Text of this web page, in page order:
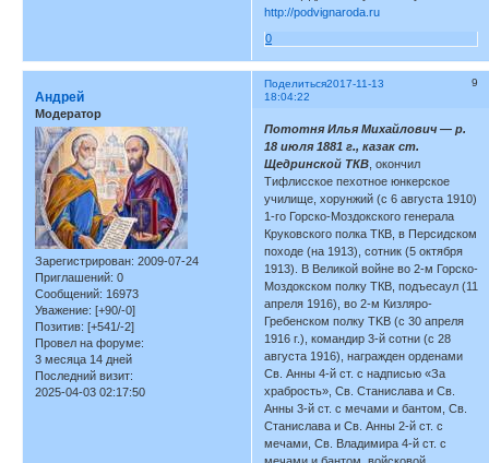
http://podvignaroda.ru
0
Поделиться 9
2017-11-13
18:04:22
Андрей
Модератор
Зарегистрирован: 2009-07-24
Приглашений: 0
Сообщений: 16973
Уважение: [+90/-0]
Позитив: [+541/-2]
Провел на форуме:
3 месяца 14 дней
Последний визит:
2025-04-03 02:17:50
Пототня Илья Михайлович — р.
18 июля 1881 г., казак ст.
Щедринской ТКВ , окончил
Тифлисское пехотное юнкерское
училище, хорунжий (с 6 августа 1910)
1-го Горско-Моздокского генерала
Круковского полка ТКВ, в Персидском
походе (на 1913), сотник (5 октября
1913). В Великой войне во 2-м Горско-
Моздокском полку ТКВ, подъесаул (11
апреля 1916), во 2-м Кизляро-
Гребенском полку TKB (с 30 апреля
1916 г.), командир 3-й сотни (с 28
августа 1916), награжден орденами
Св. Анны 4-й ст. с надписью «За
храбрость», Св. Станислава и Св.
Анны 3-й ст. с мечами и бантом, Св.
Станислава и Св. Анны 2-й ст. с
мечами, Св. Владимира 4-й ст. с
мечами и бантом, войсковой